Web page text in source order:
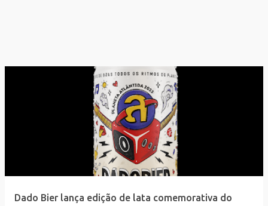
Dado Bier lança edição de lata comemorativa do